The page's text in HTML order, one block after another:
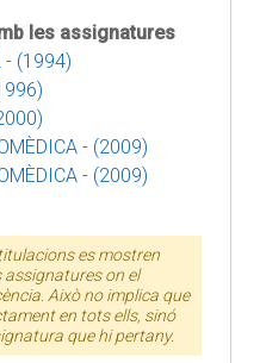
les assignatures
- (1994)
- (2009)
- (2009)
es mostren
assignatures on el
Això no implica que
en tots ells, sinó
que hi pertany.